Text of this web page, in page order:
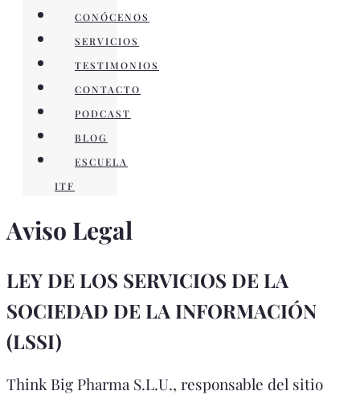
CONÓCENOS
SERVICIOS
TESTIMONIOS
CONTACTO
PODCAST
BLOG
ESCUELA
ITF
Aviso Legal
LEY DE LOS SERVICIOS DE LA
SOCIEDAD DE LA INFORMACIÓN
(LSSI)
Think Big Pharma S.L.U., responsable del sitio